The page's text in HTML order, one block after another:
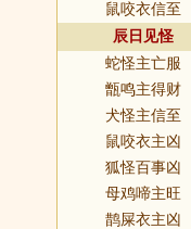
鼠咬衣信至
辰日见怪
蛇怪主亡服
甑鸣主得财
犬怪主信至
鼠咬衣主凶
狐怪百事凶
母鸡啼主旺
鹊屎衣主凶